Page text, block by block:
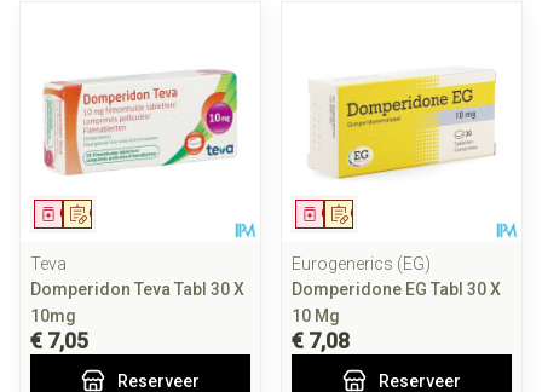
Op voorschrift
Geneesmiddel
Teva
Domperidon Teva Tabl 30 X
10mg
€ 7,05
Reserveer
Op voorschrift
Geneesmiddel
Eurogenerics (EG)
Domperidone EG Tabl 30 X
10 Mg
€ 7,08
Reserveer